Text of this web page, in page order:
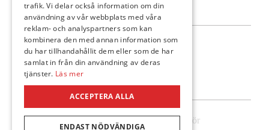
Följ oss
© Ann-Cathrines kläder & Interiör
trafik. Vi delar också information om din
användning av vår webbplats med våra
reklam- och analyspartners som kan
kombinera den med annan information som
du har tillhandahållit dem eller som de har
samlat in från din användning av deras
tjänster. Läs mer
ACCEPTERA ALLA
ENDAST NÖDVÄNDIGA